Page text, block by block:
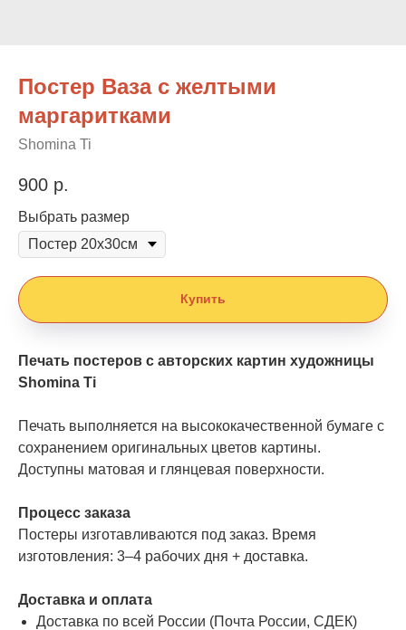
Постер Ваза с желтыми
маргаритками
Shomina Ti
900 р.
Выбрать размер
Купить
Печать постеров с авторских картин художницы
Shomina Ti
Печать выполняется на высококачественной бумаге с
сохранением оригинальных цветов картины.
Доступны матовая и глянцевая поверхности.
Процесс заказа
Постеры изготавливаются под заказ. Время
изготовления: 3–4 рабочих дня + доставка.
Доставка и оплата
Доставка по всей России (Почта России, СДЕК)